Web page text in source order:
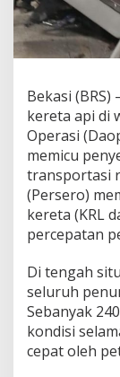
Bekasi
kereta api di
Operasi
memicu
transportasi
(Persero)
kereta (KRL
percepatan
Di tengah
seluruh
Sebanyak
kondisi
cepat oleh